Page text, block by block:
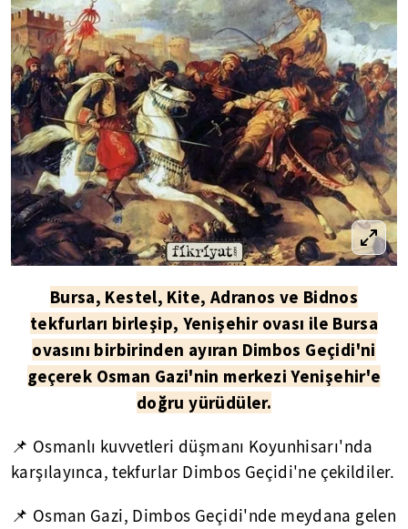
Bursa, Kestel, Kite, Adranos ve Bidnos
tekfurları birleşip, Yenişehir ovası ile Bursa
ovasını birbirinden ayıran Dimbos Geçidi'ni
geçerek Osman Gazi'nin merkezi Yenişehir'e
doğru yürüdüler.
📌 Osmanlı kuvvetleri düşmanı Koyunhisarı'nda
karşılayınca, tekfurlar Dimbos Geçidi'ne çekildiler.
📌 Osman Gazi, Dimbos Geçidi'nde meydana gelen